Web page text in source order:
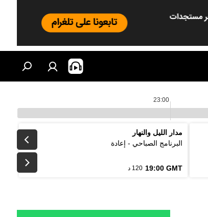
23:00
مدار الليل والنهار
البرنامج الصباحي - إعادة
19:00 GMT 120 د